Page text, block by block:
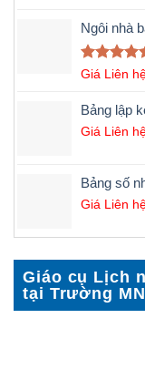
5 sao
Ngôi nhà
Được xếp
5 sao
Giá Liên
Bảng lập
Giá Liên
Bảng số
Giá Liên
Giáo cụ Lịch
tại Trường